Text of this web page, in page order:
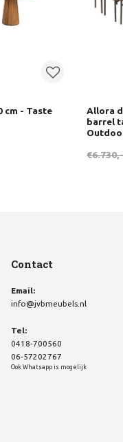
cm - Taste
Allora
barrel
€6.730,-
Contact
Email:
info@jvbmeubels.nl
Tel:
0418-700560
06-57202767
Ook Whatsapp is mogelijk